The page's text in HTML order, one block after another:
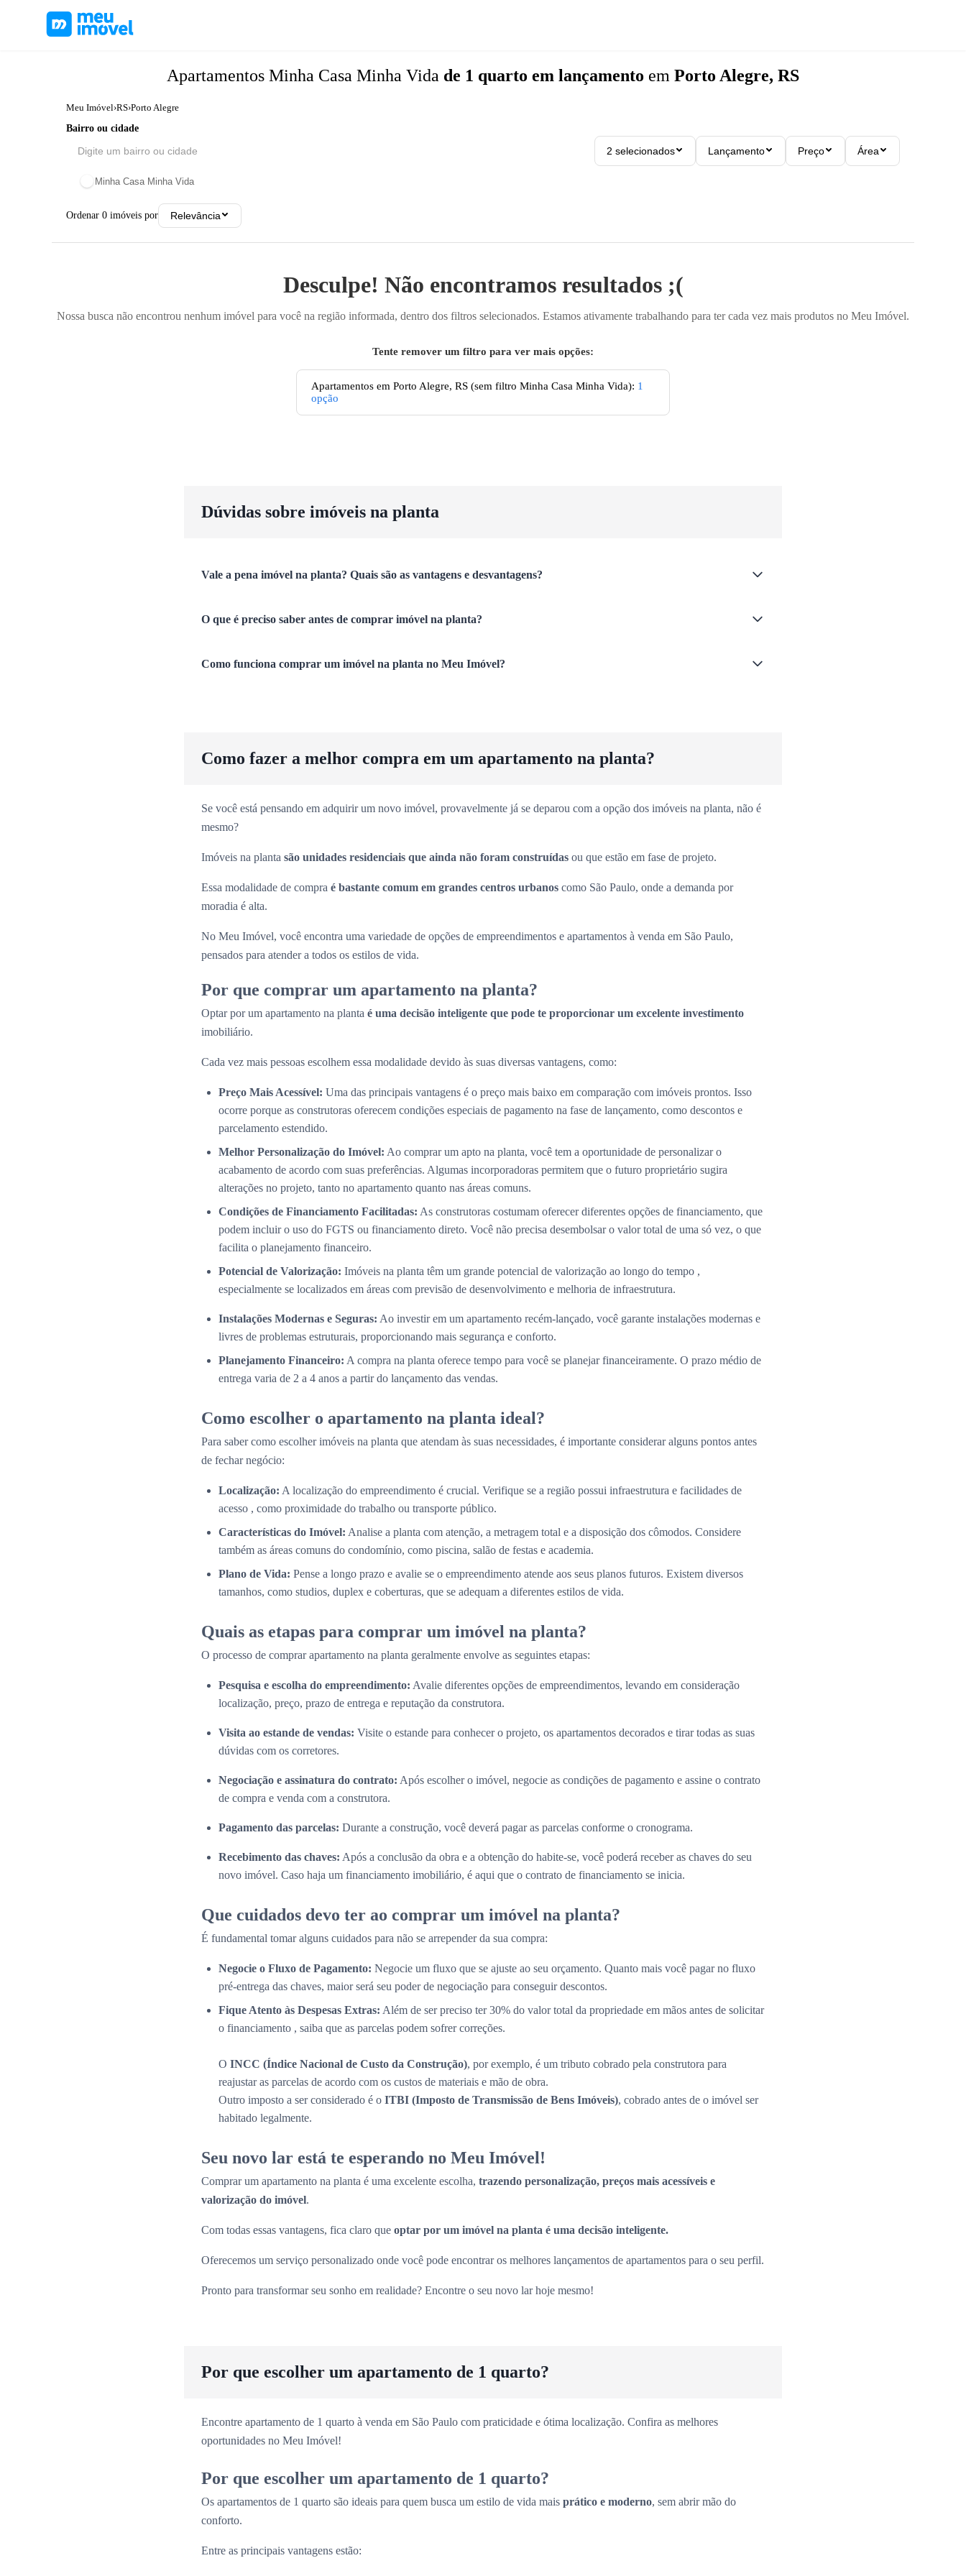
Apartamentos Minha Casa Minha Vida de 1 quarto em lançamento em Porto Alegre, RS
Meu Imóvel›RS›Porto Alegre
Bairro ou cidade
2 selecionados Lançamento Preço Área
Minha Casa Minha Vida
Ordenar 0 imóveis por Relevância
Desculpe! Não encontramos resultados ;(
Nossa busca não encontrou nenhum imóvel para você na região informada, dentro dos filtros selecionados. Estamos ativamente trabalhando para ter cada vez mais produtos no Meu Imóvel.
Tente remover um filtro para ver mais opções:
Apartamentos em Porto Alegre, RS (sem filtro Minha Casa Minha Vida): 1
opção
Dúvidas sobre imóveis na planta
Vale a pena imóvel na planta? Quais são as vantagens e desvantagens?
O que é preciso saber antes de comprar imóvel na planta?
Como funciona comprar um imóvel na planta no Meu Imóvel?
Como fazer a melhor compra em um apartamento na planta?
Se você está pensando em adquirir um novo imóvel, provavelmente já se deparou com a opção dos imóveis na planta, não é
mesmo?
Imóveis na planta são unidades residenciais que ainda não foram construídas ou que estão em fase de projeto.
Essa modalidade de compra é bastante comum em grandes centros urbanos como São Paulo, onde a demanda por
moradia é alta.
No Meu Imóvel, você encontra uma variedade de opções de empreendimentos e apartamentos à venda em São Paulo,
pensados para atender a todos os estilos de vida.
Por que comprar um apartamento na planta?
Optar por um apartamento na planta é uma decisão inteligente que pode te proporcionar um excelente investimento
imobiliário.
Cada vez mais pessoas escolhem essa modalidade devido às suas diversas vantagens, como:
Preço Mais Acessível: Uma das principais vantagens é o preço mais baixo em comparação com imóveis prontos. Isso
ocorre porque as construtoras oferecem condições especiais de pagamento na fase de lançamento, como descontos e
parcelamento estendido.
Melhor Personalização do Imóvel: Ao comprar um apto na planta, você tem a oportunidade de personalizar o
acabamento de acordo com suas preferências. Algumas incorporadoras permitem que o futuro proprietário sugira
alterações no projeto, tanto no apartamento quanto nas áreas comuns.
Condições de Financiamento Facilitadas: As construtoras costumam oferecer diferentes opções de financiamento, que
podem incluir o uso do FGTS ou financiamento direto. Você não precisa desembolsar o valor total de uma só vez, o que
facilita o planejamento financeiro.
Potencial de Valorização: Imóveis na planta têm um grande potencial de valorização ao longo do tempo ,
especialmente se localizados em áreas com previsão de desenvolvimento e melhoria de infraestrutura.
Instalações Modernas e Seguras: Ao investir em um apartamento recém-lançado, você garante instalações modernas e
livres de problemas estruturais, proporcionando mais segurança e conforto.
Planejamento Financeiro: A compra na planta oferece tempo para você se planejar financeiramente. O prazo médio de
entrega varia de 2 a 4 anos a partir do lançamento das vendas.
Como escolher o apartamento na planta ideal?
Para saber como escolher imóveis na planta que atendam às suas necessidades, é importante considerar alguns pontos antes
de fechar negócio:
Localização: A localização do empreendimento é crucial. Verifique se a região possui infraestrutura e facilidades de
acesso , como proximidade do trabalho ou transporte público.
Características do Imóvel: Analise a planta com atenção, a metragem total e a disposição dos cômodos. Considere
também as áreas comuns do condomínio, como piscina, salão de festas e academia.
Plano de Vida: Pense a longo prazo e avalie se o empreendimento atende aos seus planos futuros. Existem diversos
tamanhos, como studios, duplex e coberturas, que se adequam a diferentes estilos de vida.
Quais as etapas para comprar um imóvel na planta?
O processo de comprar apartamento na planta geralmente envolve as seguintes etapas:
Pesquisa e escolha do empreendimento: Avalie diferentes opções de empreendimentos, levando em consideração
localização, preço, prazo de entrega e reputação da construtora.
Visita ao estande de vendas: Visite o estande para conhecer o projeto, os apartamentos decorados e tirar todas as suas
dúvidas com os corretores.
Negociação e assinatura do contrato: Após escolher o imóvel, negocie as condições de pagamento e assine o contrato
de compra e venda com a construtora.
Pagamento das parcelas: Durante a construção, você deverá pagar as parcelas conforme o cronograma.
Recebimento das chaves: Após a conclusão da obra e a obtenção do habite-se, você poderá receber as chaves do seu
novo imóvel. Caso haja um financiamento imobiliário, é aqui que o contrato de financiamento se inicia.
Que cuidados devo ter ao comprar um imóvel na planta?
É fundamental tomar alguns cuidados para não se arrepender da sua compra:
Negocie o Fluxo de Pagamento: Negocie um fluxo que se ajuste ao seu orçamento. Quanto mais você pagar no fluxo
pré-entrega das chaves, maior será seu poder de negociação para conseguir descontos.
Fique Atento às Despesas Extras: Além de ser preciso ter 30% do valor total da propriedade em mãos antes de solicitar
o financiamento , saiba que as parcelas podem sofrer correções.
O INCC (Índice Nacional de Custo da Construção), por exemplo, é um tributo cobrado pela construtora para
reajustar as parcelas de acordo com os custos de materiais e mão de obra.
Outro imposto a ser considerado é o ITBI (Imposto de Transmissão de Bens Imóveis), cobrado antes de o imóvel ser
habitado legalmente.
Seu novo lar está te esperando no Meu Imóvel!
Comprar um apartamento na planta é uma excelente escolha, trazendo personalização, preços mais acessíveis e
valorização do imóvel.
Com todas essas vantagens, fica claro que optar por um imóvel na planta é uma decisão inteligente.
Oferecemos um serviço personalizado onde você pode encontrar os melhores lançamentos de apartamentos para o seu perfil.
Pronto para transformar seu sonho em realidade? Encontre o seu novo lar hoje mesmo!
Por que escolher um apartamento de 1 quarto?
Encontre apartamento de 1 quarto à venda em São Paulo com praticidade e ótima localização. Confira as melhores
oportunidades no Meu Imóvel!
Por que escolher um apartamento de 1 quarto?
Os apartamentos de 1 quarto são ideais para quem busca um estilo de vida mais prático e moderno, sem abrir mão do
conforto.
Entre as principais vantagens estão: